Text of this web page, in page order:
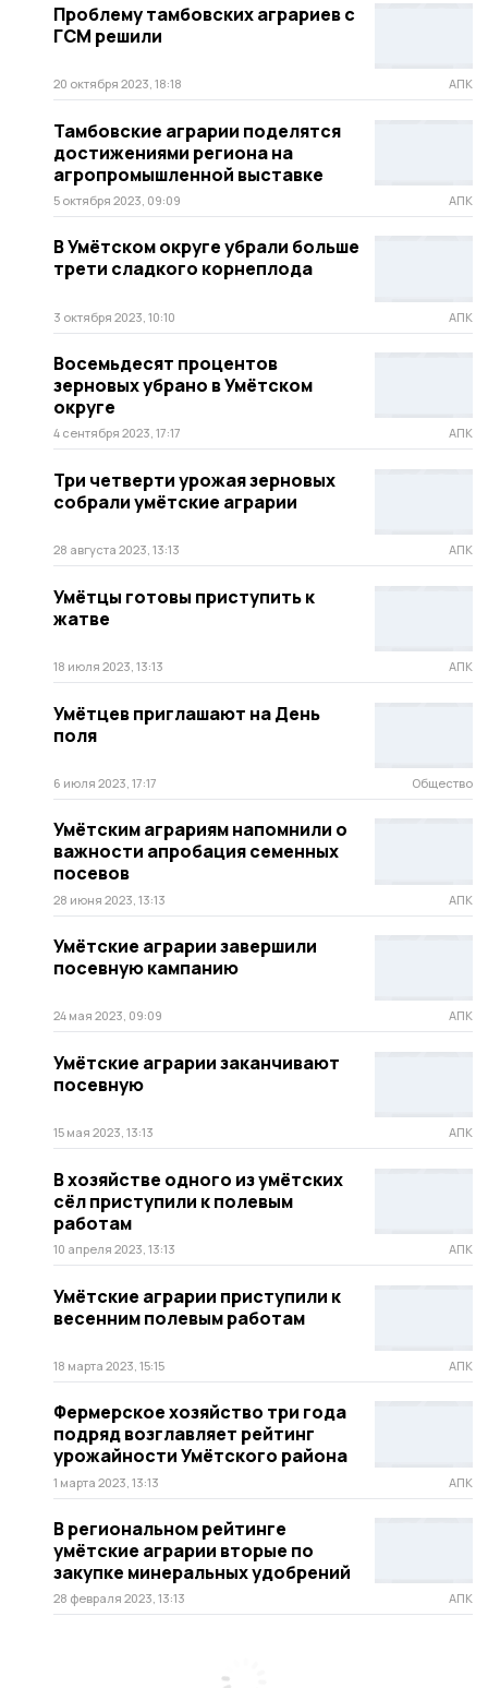
Проблему тамбовских аграриев с
ГСМ решили
20 октября 2023, 18:18 АПК
Тамбовские аграрии поделятся
достижениями региона на
агропромышленной выставке
5 октября 2023, 09:09 АПК
В Умётском округе убрали больше
трети сладкого корнеплода
3 октября 2023, 10:10 АПК
Восемьдесят процентов
зерновых убрано в Умётском
округе
4 сентября 2023, 17:17 АПК
Три четверти урожая зерновых
собрали умётские аграрии
28 августа 2023, 13:13 АПК
Умётцы готовы приступить к
жатве
18 июля 2023, 13:13 АПК
Умётцев приглашают на День
поля
6 июля 2023, 17:17 Общество
Умётским аграриям напомнили о
важности апробация семенных
посевов
28 июня 2023, 13:13 АПК
Умётские аграрии завершили
посевную кампанию
24 мая 2023, 09:09 АПК
Умётские аграрии заканчивают
посевную
15 мая 2023, 13:13 АПК
В хозяйстве одного из умётских
сёл приступили к полевым
работам
10 апреля 2023, 13:13 АПК
Умётские аграрии приступили к
весенним полевым работам
18 марта 2023, 15:15 АПК
Фермерское хозяйство три года
подряд возглавляет рейтинг
урожайности Умётского района
1 марта 2023, 13:13 АПК
В региональном рейтинге
умётские аграрии вторые по
закупке минеральных удобрений
28 февраля 2023, 13:13 АПК